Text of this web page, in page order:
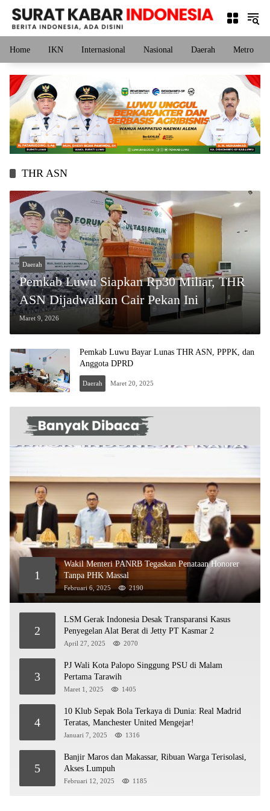
Langsung
konten
Home IKN Internasional Nasional Daerah Metro
THR ASN
Daerah
Pemkab Luwu Siapkan Rp30 Miliar, THR
ASN Dijadwalkan Cair Pekan Ini
Maret 9, 2026
Pemkab Luwu Bayar Lunas THR ASN, PPPK, dan
Anggota DPRD
Daerah Maret 20, 2025
1
Wakil Menteri PANRB Tegaskan Penataan Honorer
Tanpa PHK Massal
Februari 6, 2025 2190
2
LSM Gerak Indonesia Desak Transparansi Kasus
Penyegelan Alat Berat di Jetty PT Kasmar 2
April 27, 2025 2070
3
PJ Wali Kota Palopo Singgung PSU di Malam
Pertama Tarawih
Maret 1, 2025 1405
4
10 Klub Sepak Bola Terkaya di Dunia: Real Madrid
Teratas, Manchester United Mengejar!
Januari 7, 2025 1316
5
Banjir Maros dan Makassar, Ribuan Warga Terisolasi,
Akses Lumpuh
Februari 12, 2025 1185